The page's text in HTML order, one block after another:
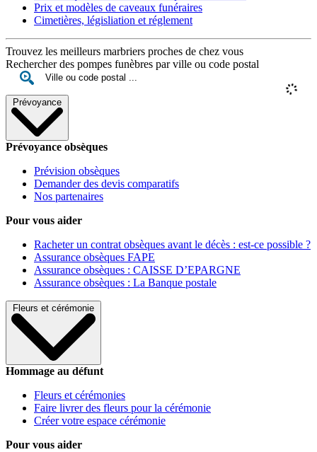
Prix et modèles de caveaux funéraires
Cimetières, législiation et réglement
Trouvez les meilleurs marbriers proches de chez vous
Rechercher des pompes funèbres par ville ou code postal
Prévoyance
Prévoyance obsèques
Prévision obsèques
Demander des devis comparatifs
Nos partenaires
Pour vous aider
Racheter un contrat obsèques avant le décès : est-ce possible ?
Assurance obsèques FAPE
Assurance obsèques : CAISSE D’EPARGNE
Assurance obsèques : La Banque postale
Fleurs et cérémonie
Hommage au défunt
Fleurs et cérémonies
Faire livrer des fleurs pour la cérémonie
Créer votre espace cérémonie
Pour vous aider